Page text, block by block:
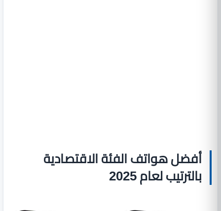
أفضل هواتف الفئة الاقتصادية
بالترتيب لعام 2025